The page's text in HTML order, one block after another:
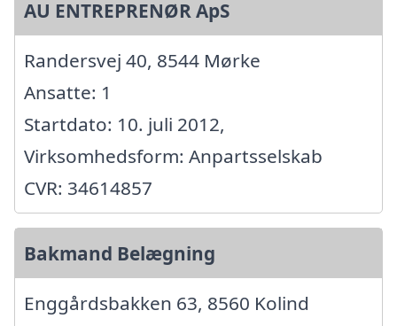
AU ENTREPRENØR ApS
Randersvej 40, 8544 Mørke
Ansatte: 1
Startdato: 10. juli 2012,
Virksomhedsform: Anpartsselskab
CVR: 34614857
Bakmand Belægning
Enggårdsbakken 63, 8560 Kolind